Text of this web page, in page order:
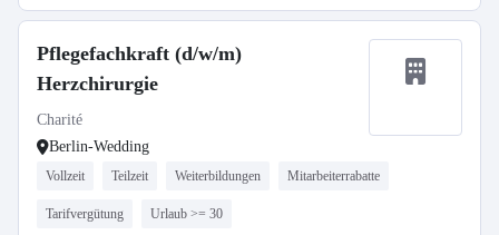
Pflegefachkraft (d/w/m)
Herzchirurgie
Charité
Berlin-Wedding
Vollzeit Teilzeit Weiterbildungen Mitarbeiterrabatte
Tarifvergütung Urlaub >= 30